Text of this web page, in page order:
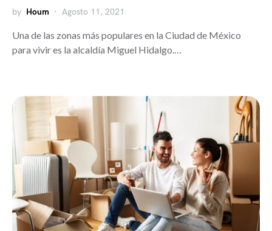
by Houm Agosto 11, 2021
Una de las zonas más populares en la Ciudad de México
para vivir es la alcaldía Miguel Hidalgo.…